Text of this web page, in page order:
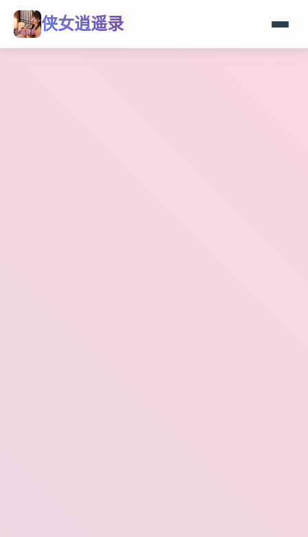
侠女逍遥录